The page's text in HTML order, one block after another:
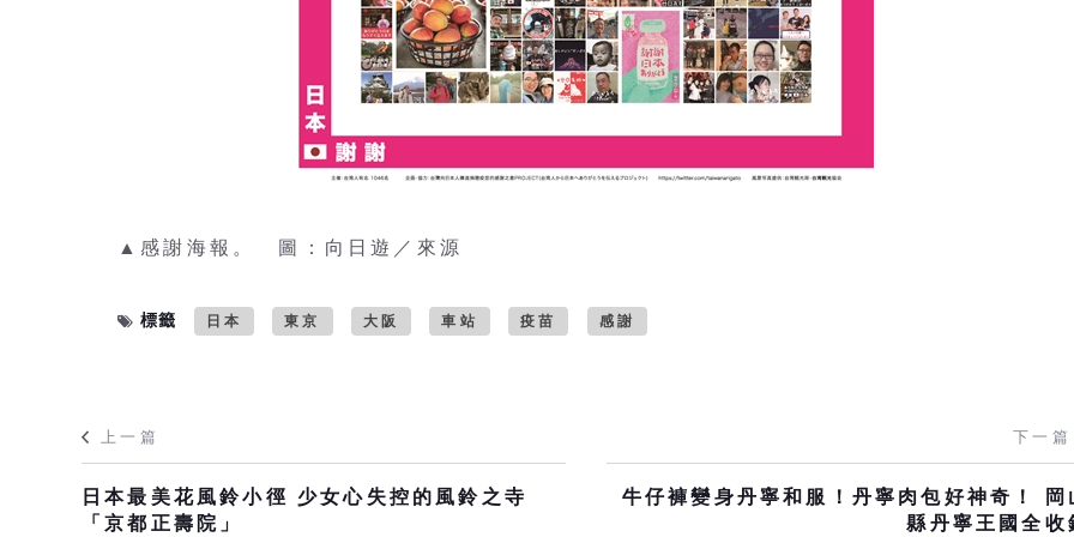
▲感謝海報。 圖：向日遊／來源
標籤 日本 東京 大阪 車站 疫苗 感謝
上一篇
日本最美花風鈴小徑 少女心失控的風鈴之寺
「京都正壽院」
下一篇
牛仔褲變身丹寧和服！丹寧肉包好神奇！ 岡
縣丹寧王國全收